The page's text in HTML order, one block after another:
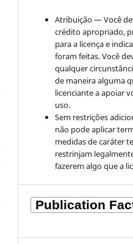
Atribuição — Você
crédito apropriado,
para a licença e
foram feitas. Você
qualquer
de maneira alguma
licenciante a apoiar
uso.
Sem restrições
não pode aplicar
medidas de caráter
restrinjam
fazerem algo que a